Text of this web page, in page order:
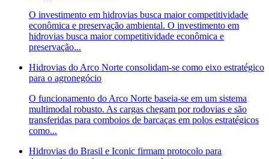
O investimento em hidrovias busca maior competitividade
econômica e preservação ambiental. O investimento em
hidrovias busca maior competitividade econômica e
preservação...
Hidrovias do Arco Norte consolidam-se como eixo estratégico
para o agronegócio
O funcionamento do Arco Norte baseia-se em um sistema
multimodal robusto. As cargas chegam por rodovias e são
transferidas para comboios de barcaças em polos estratégicos
como...
Hidrovias do Brasil e Iconic firmam protocolo para